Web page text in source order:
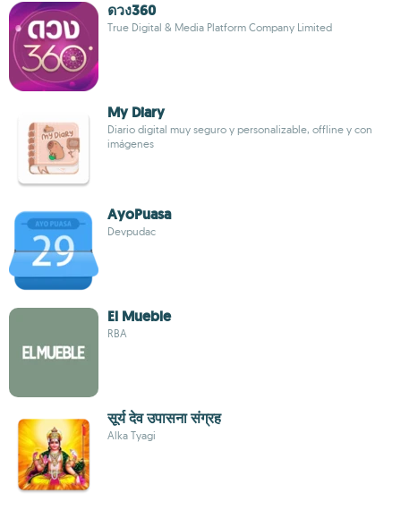
ดวง360
True Digital & Media Platform Company Limited
My Diary
Diario digital muy seguro y personalizable, offline y con
imágenes
AyoPuasa
Devpudac
El Mueble
RBA
सूर्य देव उपासना संग्रह
Alka Tyagi